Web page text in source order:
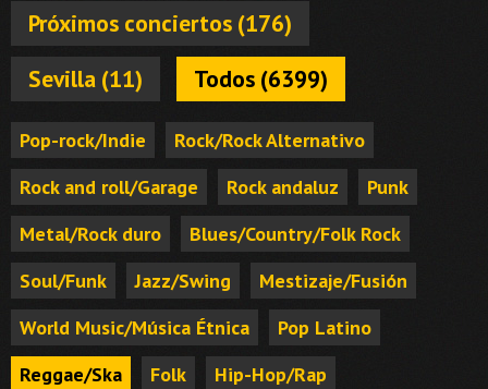
Próximos conciertos (176)
Sevilla (11)
Todos (6399)
Pop-rock/Indie
Rock/Rock Alternativo
Rock and roll/Garage
Rock andaluz
Punk
Metal/Rock duro
Blues/Country/Folk Rock
Soul/Funk
Jazz/Swing
Mestizaje/Fusión
World Music/Música Étnica
Pop Latino
Reggae/Ska
Folk
Hip-Hop/Rap